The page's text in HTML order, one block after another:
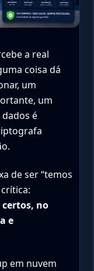
a real
coisa dá
um
um
é
de ser “temos
no
e
em nuvem